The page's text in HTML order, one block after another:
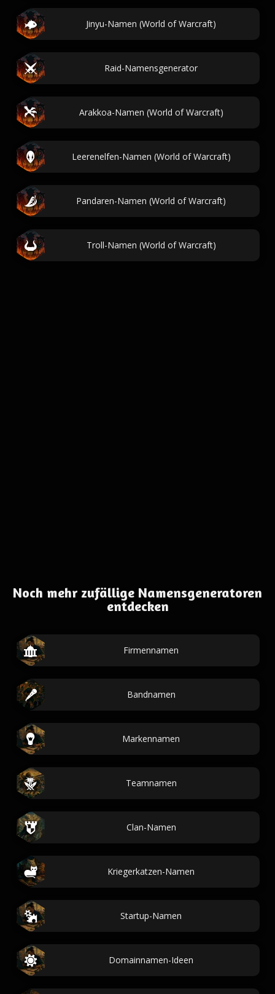
Jinyu-Namen (World of Warcraft)
Raid-Namensgenerator
Arakkoa-Namen (World of Warcraft)
Leerenelfen-Namen (World of Warcraft)
Pandaren-Namen (World of Warcraft)
Troll-Namen (World of Warcraft)
Noch mehr zufällige Namensgeneratoren
entdecken
Firmennamen
Bandnamen
Markennamen
Teamnamen
Clan-Namen
Kriegerkatzen-Namen
Startup-Namen
Domainnamen-Ideen